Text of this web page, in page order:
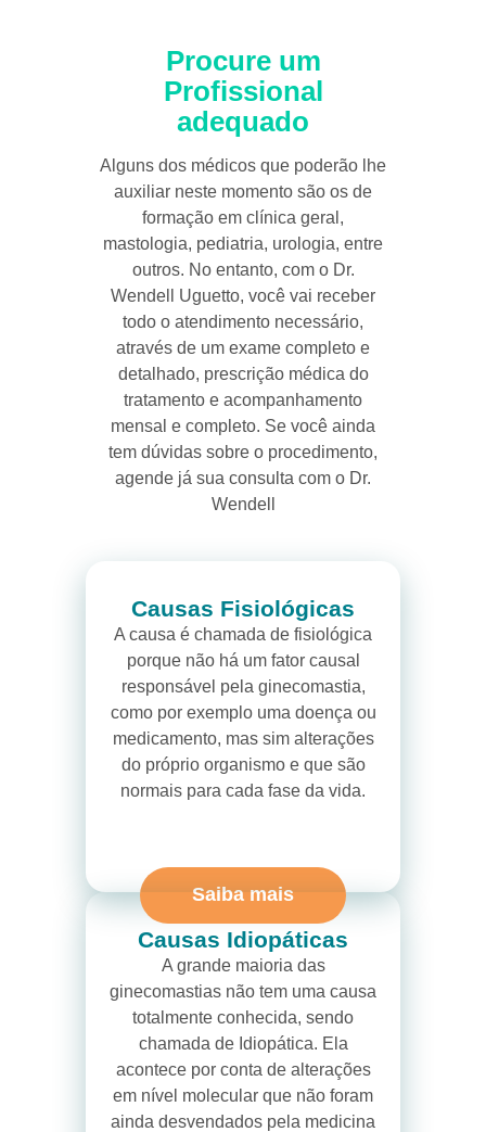
Procure um
Profissional
adequado
Alguns dos médicos que poderão lhe
auxiliar neste momento são os de
formação em clínica geral,
mastologia, pediatria, urologia, entre
outros. No entanto, com o Dr.
Wendell Uguetto, você vai receber
todo o atendimento necessário,
através de um exame completo e
detalhado, prescrição médica do
tratamento e acompanhamento
mensal e completo. Se você ainda
tem dúvidas sobre o procedimento,
agende já sua consulta com o Dr.
Wendell
Causas Fisiológicas
A causa é chamada de fisiológica
porque não há um fator causal
responsável pela ginecomastia,
como por exemplo uma doença ou
medicamento, mas sim alterações
do próprio organismo e que são
normais para cada fase da vida.
Saiba mais
Causas Idiopáticas
A grande maioria das
ginecomastias não tem uma causa
totalmente conhecida, sendo
chamada de Idiopática. Ela
acontece por conta de alterações
em nível molecular que não foram
ainda desvendados pela medicina